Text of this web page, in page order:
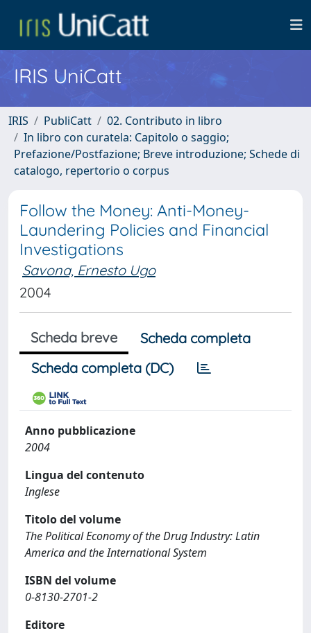
IRIS UniCatt
IRIS PubliCatt
02. Contributo in libro
In libro con curatela: Capitolo o saggio;
Prefazione/Postfazione; Breve introduzione; Schede di
catalogo, repertorio o corpus
Follow the Money: Anti-Money-
Laundering Policies and Financial
Investigations
Savona, Ernesto Ugo
2004
Scheda breve
Scheda completa
Scheda completa (DC)
Anno pubblicazione
2004
Lingua del contenuto
Inglese
Titolo del volume
The Political Economy of the Drug Industry: Latin
America and the International System
ISBN del volume
0-8130-2701-2
Editore